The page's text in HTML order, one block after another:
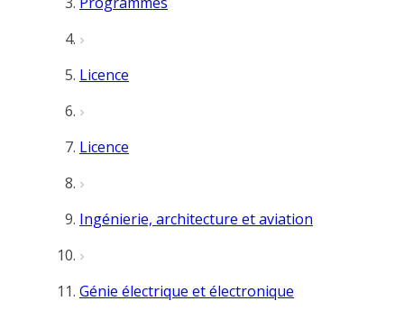
Licence
Licence
Ingénierie, architecture et aviation
Génie électrique et électronique